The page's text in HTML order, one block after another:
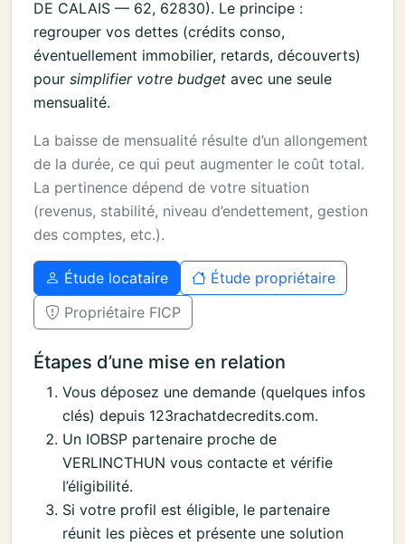
DE CALAIS — 62, 62830). Le principe :
regrouper vos dettes (crédits conso,
éventuellement immobilier, retards, découverts)
pour simplifier votre budget avec une seule
mensualité.
La baisse de mensualité résulte d’un allongement
de la durée, ce qui peut augmenter le coût total.
La pertinence dépend de votre situation
(revenus, stabilité, niveau d’endettement, gestion
des comptes, etc.).
Étude locataire
Étude propriétaire
Propriétaire FICP
Étapes d’une mise en relation
Vous déposez une demande (quelques infos
clés) depuis 123rachatdecredits.com.
Un IOBSP partenaire proche de
VERLINCTHUN vous contacte et vérifie
l’éligibilité.
Si votre profil est éligible, le partenaire
réunit les pièces et présente une solution